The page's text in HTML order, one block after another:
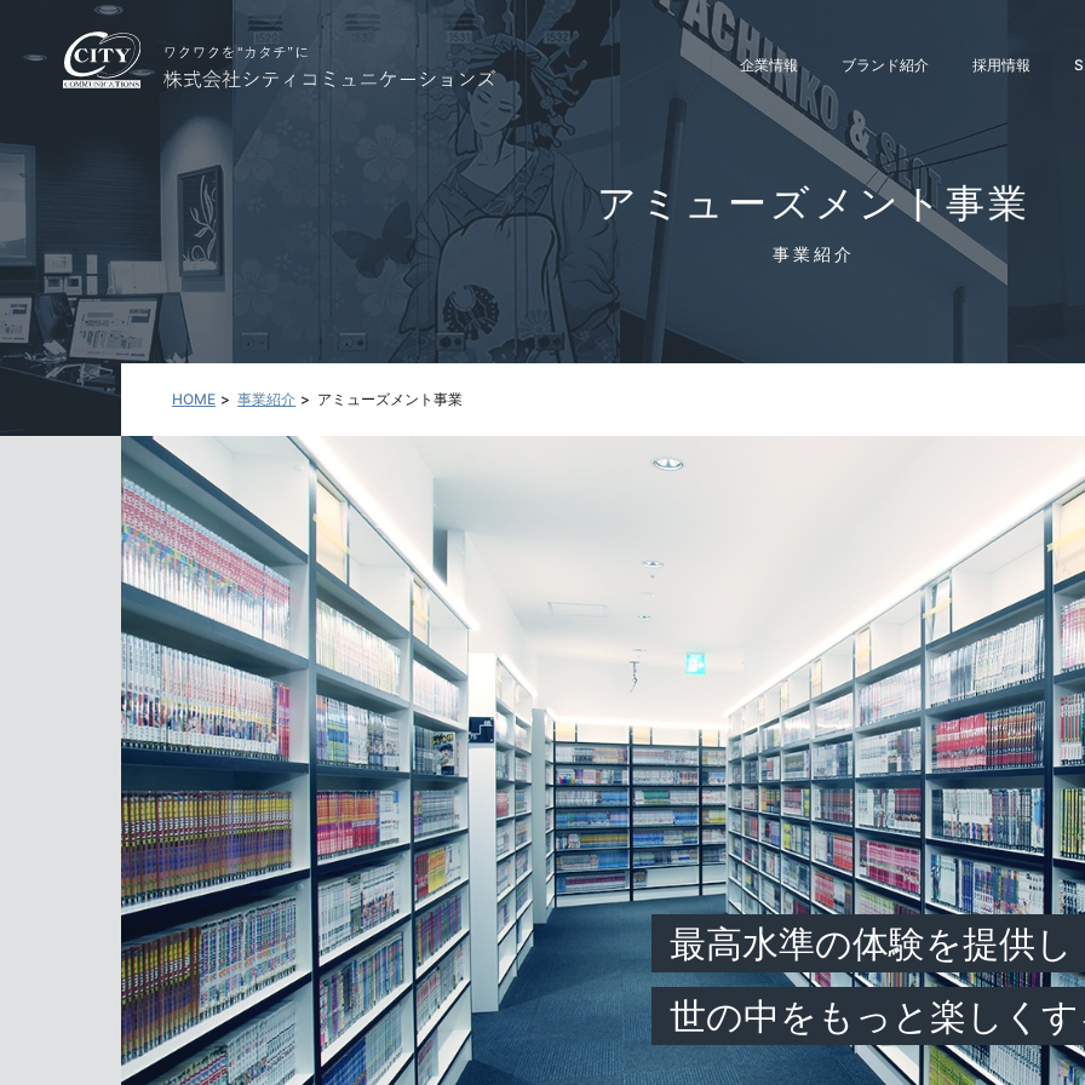
企業情報 ブランド紹介 採用情報
アミューズメント事業
事業紹介
HOME 事業紹介 アミューズメント事業
最高水準の体験を提供し
世の中をもっと楽しく